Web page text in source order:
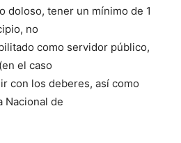
doloso, tener un mínimo de 1
no
como servidor público,
el caso
con los deberes, así como
Nacional de